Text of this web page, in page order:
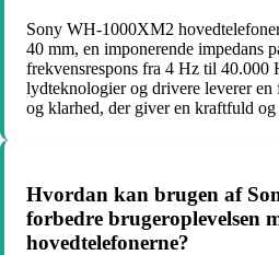
Sony WH-1000XM2
40 mm, en imponerende impedans
frekvensrespons fra 4 Hz til 40.000
lydteknologier og drivere leverer
og klarhed, der giver en kraftfuld og
Hvordan kan brugen af
forbedre brugeroplevelsen
hovedtelefonerne?